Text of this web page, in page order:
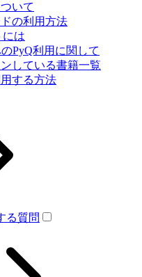
いて
の利用方法
には
PyQ利用に関して
している書籍一覧
する方法
る質問